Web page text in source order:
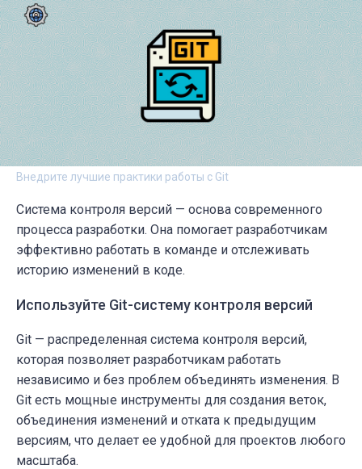
Внедрите лучшие практики работы с Git
Система контроля версий — основа современного
процесса разработки. Она помогает разработчикам
эффективно работать в команде и отслеживать
историю изменений в коде.
Используйте Git-систему контроля версий
Git — распределенная система контроля версий,
которая позволяет разработчикам работать
независимо и без проблем объединять изменения. В
Git есть мощные инструменты для создания веток,
объединения изменений и отката к предыдущим
версиям, что делает ее удобной для проектов любого
масштаба.